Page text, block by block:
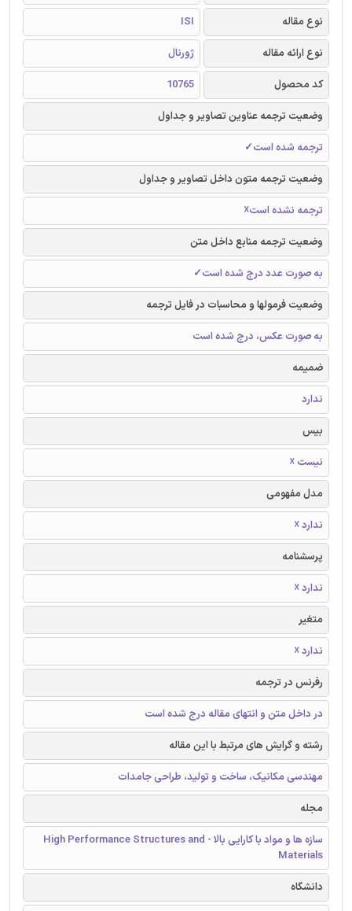
نوع مقاله
ISI
نوع ارائه مقاله
ژورنال
کد محصول
10765
وضعیت ترجمه عناوین تصاویر و جداول
ترجمه شده است✓
وضعیت ترجمه متون داخل تصاویر و جداول
ترجمه نشده است☓
وضعیت ترجمه منابع داخل متن
به صورت عدد درج شده است✓
وضعیت فرمولها و محاسبات در فایل ترجمه
به صورت عکس، درج شده است
ضمیمه
ندارد
بیس
نیست ☓
مدل مفهومی
ندارد ☓
پرسشنامه
ندارد ☓
متغیر
ندارد ☓
رفرنس در ترجمه
در داخل متن و انتهای مقاله درج شده است
رشته و گرایش های مرتبط با این مقاله
مهندسی مکانیک، ساخت و تولید، طراحی جامدات
مجله
سازه ها و مواد با کارایی بالا - High Performance Structures and
Materials
دانشگاه